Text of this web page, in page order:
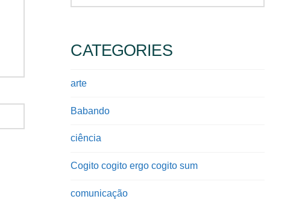
CATEGORIES
arte
Babando
ciência
Cogito cogito ergo cogito sum
comunicação